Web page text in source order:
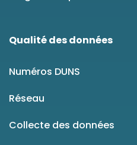
Qualité des données
Numéros DUNS
Réseau
Collecte des données